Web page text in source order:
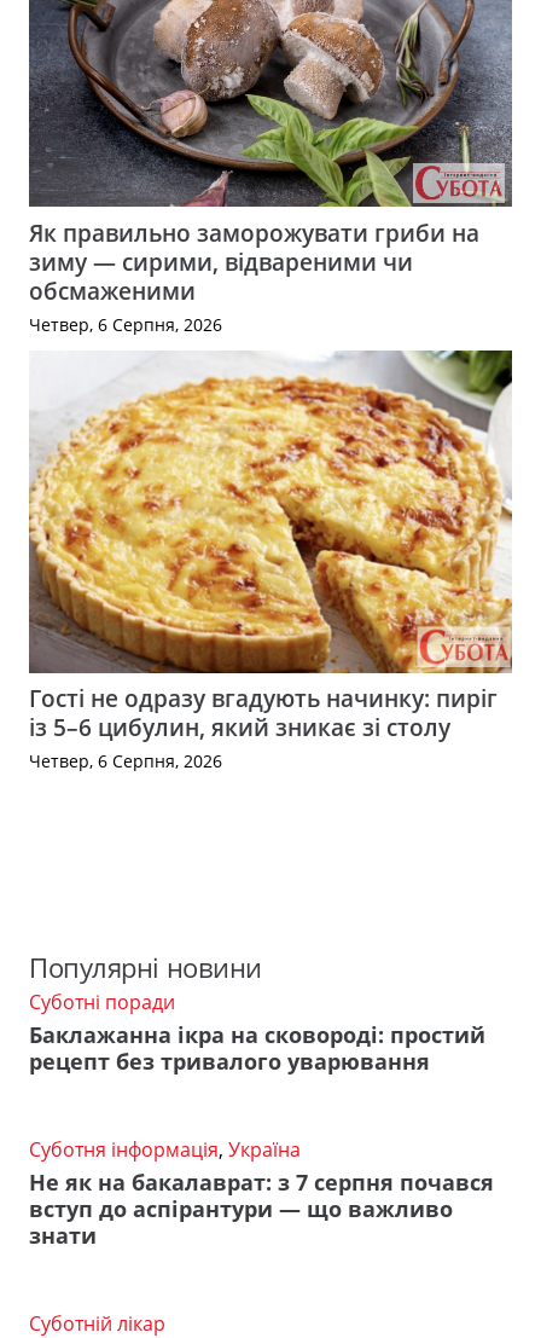
Як правильно заморожувати гриби на
зиму — сирими, відвареними чи
обсмаженими
Четвер, 6 Серпня, 2026
Гості не одразу вгадують начинку: пиріг
із 5–6 цибулин, який зникає зі столу
Четвер, 6 Серпня, 2026
Популярні новини
Суботні поради
Баклажанна ікра на сковороді: простий
рецепт без тривалого уварювання
Суботня інформація, Україна
Не як на бакалаврат: з 7 серпня почався
вступ до аспірантури — що важливо
знати
Суботній лікар